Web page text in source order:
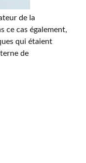
de la
ce cas également,
qui étaient
de